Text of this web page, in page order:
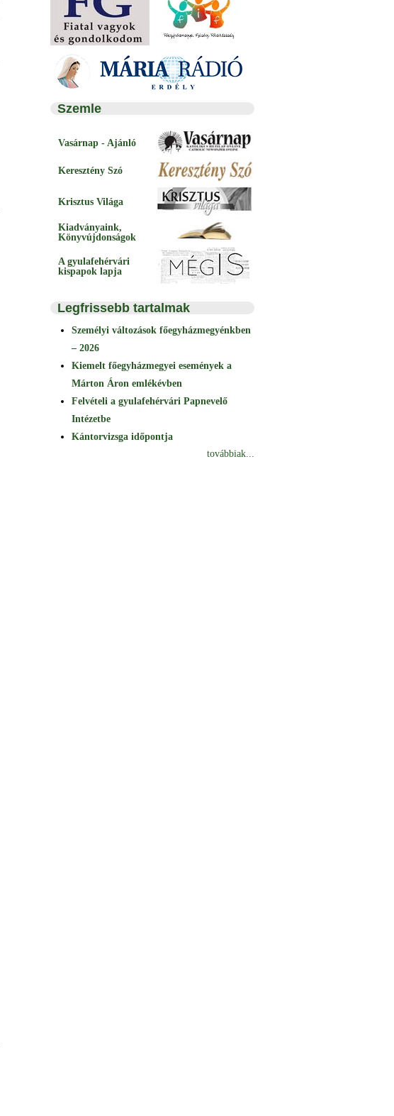
Szemle
Vasárnap - Ajánló
Keresztény Szó
Krisztus Világa
Kiadványaink,
Könyvújdonságok
A gyulafehérvári
kispapok lapja
Legfrissebb tartalmak
Személyi változások főegyházmegyénkben
– 2026
Kiemelt főegyházmegyei események a
Márton Áron emlékévben
Felvételi a gyulafehérvári Papnevelő
Intézetbe
Kántorvizsga időpontja
továbbiak...